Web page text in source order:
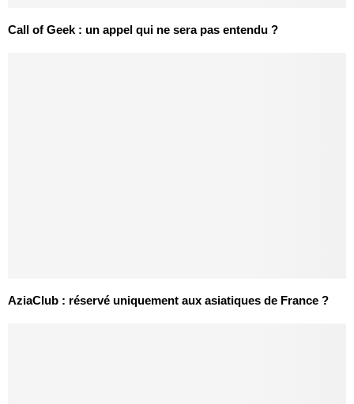
Call of Geek : un appel qui ne sera pas entendu ?
AziaClub : réservé uniquement aux asiatiques de France ?